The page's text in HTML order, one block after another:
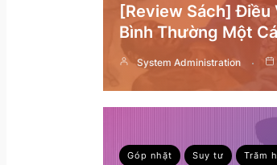
[Review Sách]
Bình Thường Một
System Administration
Góp nhặt Suy tư Trăm